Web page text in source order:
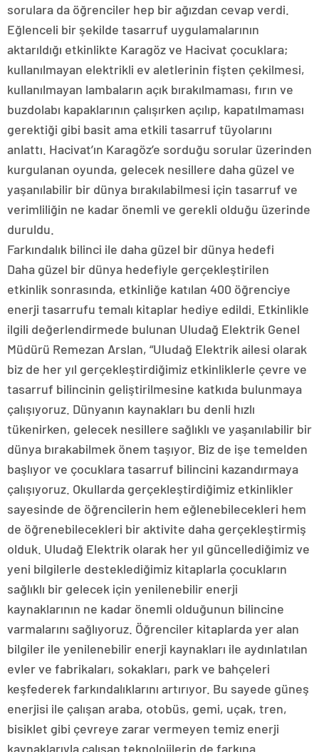
sorulara da öğrenciler hep bir ağızdan cevap verdi.
Eğlenceli bir şekilde tasarruf uygulamalarının
aktarıldığı etkinlikte Karagöz ve Hacivat çocuklara;
kullanılmayan elektrikli ev aletlerinin fişten çekilmesi,
kullanılmayan lambaların açık bırakılmaması, fırın ve
buzdolabı kapaklarının çalışırken açılıp, kapatılmaması
gerektiği gibi basit ama etkili tasarruf tüyolarını
anlattı. Hacivat’ın Karagöz’e sorduğu sorular üzerinden
kurgulanan oyunda, gelecek nesillere daha güzel ve
yaşanılabilir bir dünya bırakılabilmesi için tasarruf ve
verimliliğin ne kadar önemli ve gerekli olduğu üzerinde
duruldu.
Farkındalık bilinci ile daha güzel bir dünya hedefi
Daha güzel bir dünya hedefiyle gerçekleştirilen
etkinlik sonrasında, etkinliğe katılan 400 öğrenciye
enerji tasarrufu temalı kitaplar hediye edildi. Etkinlikle
ilgili değerlendirmede bulunan Uludağ Elektrik Genel
Müdürü Remezan Arslan, “Uludağ Elektrik ailesi olarak
biz de her yıl gerçekleştirdiğimiz etkinliklerle çevre ve
tasarruf bilincinin geliştirilmesine katkıda bulunmaya
çalışıyoruz. Dünyanın kaynakları bu denli hızlı
tükenirken, gelecek nesillere sağlıklı ve yaşanılabilir bir
dünya bırakabilmek önem taşıyor. Biz de işe temelden
başlıyor ve çocuklara tasarruf bilincini kazandırmaya
çalışıyoruz. Okullarda gerçekleştirdiğimiz etkinlikler
sayesinde de öğrencilerin hem eğlenebilecekleri hem
de öğrenebilecekleri bir aktivite daha gerçekleştirmiş
olduk. Uludağ Elektrik olarak her yıl güncellediğimiz ve
yeni bilgilerle desteklediğimiz kitaplarla çocukların
sağlıklı bir gelecek için yenilenebilir enerji
kaynaklarının ne kadar önemli olduğunun bilincine
varmalarını sağlıyoruz. Öğrenciler kitaplarda yer alan
bilgiler ile yenilenebilir enerji kaynakları ile aydınlatılan
evler ve fabrikaları, sokakları, park ve bahçeleri
keşfederek farkındalıklarını artırıyor. Bu sayede güneş
enerjisi ile çalışan araba, otobüs, gemi, uçak, tren,
bisiklet gibi çevreye zarar vermeyen temiz enerji
kaynaklarıyla çalışan teknolojilerin de farkına